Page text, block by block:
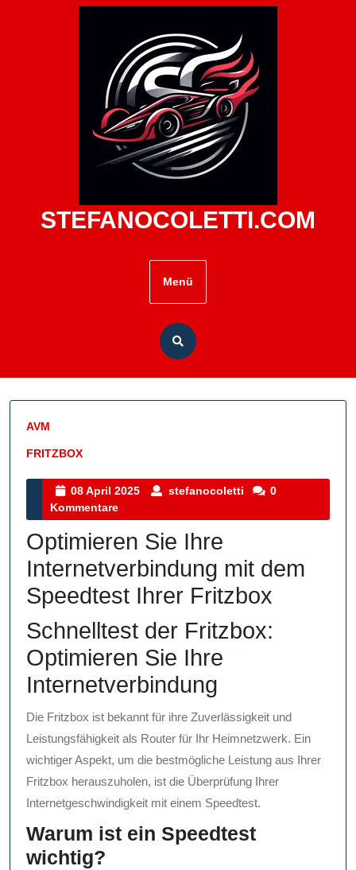
STEFANOCOLETTI.COM
Menü
AVM
FRITZBOX
Kategorie
08 April 2025
08
2025
stefanocoletti stefanocoletti
0
Kommentare
Optimieren Sie Ihre
Internetverbindung mit dem
Speedtest Ihrer Fritzbox
Schnelltest der Fritzbox:
Optimieren Sie Ihre
Internetverbindung
Die Fritzbox ist bekannt für ihre Zuverlässigkeit und
Leistungsfähigkeit als Router für Ihr Heimnetzwerk. Ein
wichtiger Aspekt, um die bestmögliche Leistung aus Ihrer
Fritzbox herauszuholen, ist die Überprüfung Ihrer
Internetgeschwindigkeit mit einem Speedtest.
Warum ist ein Speedtest
wichtig?